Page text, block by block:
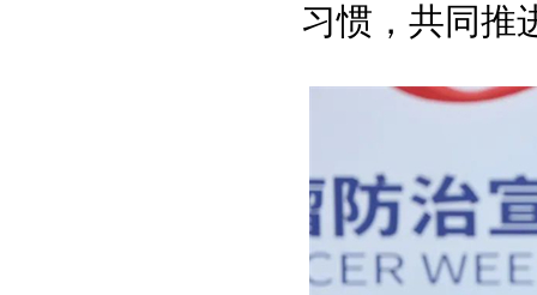
习惯，共同推